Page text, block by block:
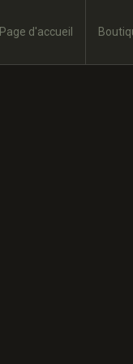
Page d'accueil